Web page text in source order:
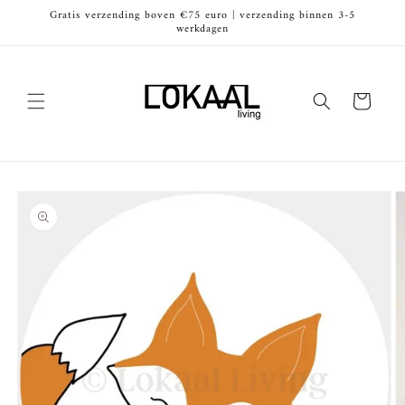
naar de
Gratis verzending boven €75 euro | verzending binnen 3-5
werkdagen
Winkelwagen